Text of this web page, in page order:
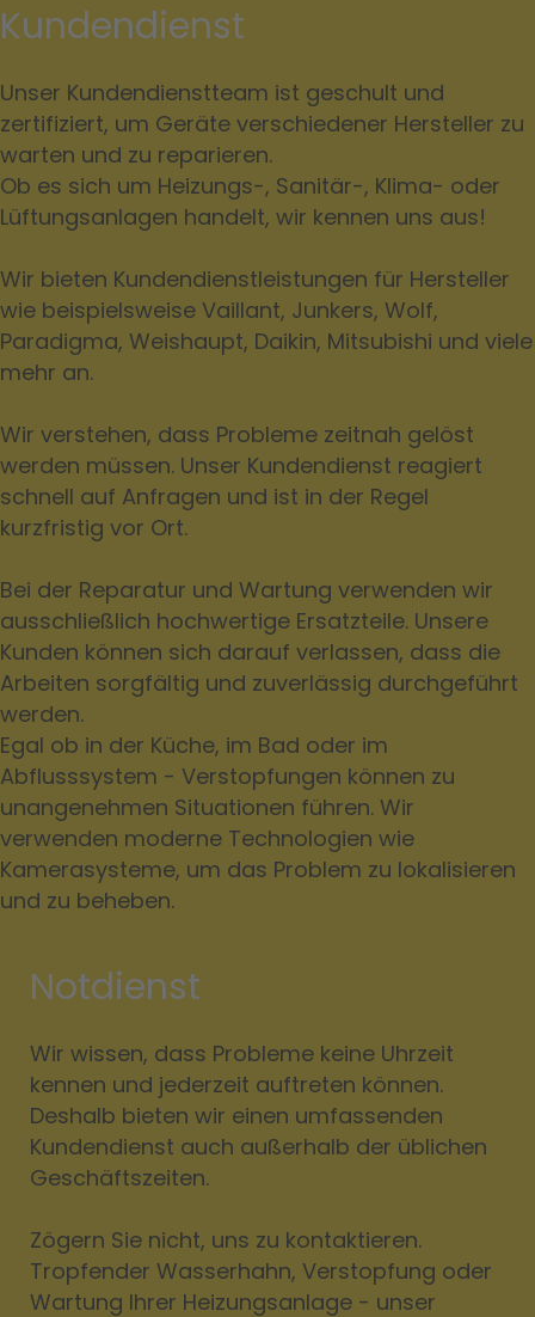
Kundendienst
Unser Kundendienstteam ist geschult und
zertifiziert, um Geräte verschiedener Hersteller zu
warten und zu reparieren.
Ob es sich um Heizungs-, Sanitär-, Klima- oder
Lüftungsanlagen handelt, wir kennen uns aus!
Wir bieten Kundendienstleistungen für Hersteller
wie beispielsweise Vaillant, Junkers, Wolf,
Paradigma, Weishaupt, Daikin, Mitsubishi und viele
mehr an.
Wir verstehen, dass Probleme zeitnah gelöst
werden müssen. Unser Kundendienst reagiert
schnell auf Anfragen und ist in der Regel
kurzfristig vor Ort.
Bei der Reparatur und Wartung verwenden wir
ausschließlich hochwertige Ersatzteile. Unsere
Kunden können sich darauf verlassen, dass die
Arbeiten sorgfältig und zuverlässig durchgeführt
werden.
Egal ob in der Küche, im Bad oder im
Abflusssystem - Verstopfungen können zu
unangenehmen Situationen führen. Wir
verwenden moderne Technologien wie
Kamerasysteme, um das Problem zu lokalisieren
und zu beheben.
Notdienst
Wir wissen, dass Probleme keine Uhrzeit
kennen und jederzeit auftreten können.
Deshalb bieten wir einen umfassenden
Kundendienst auch außerhalb der üblichen
Geschäftszeiten.
Zögern Sie nicht, uns zu kontaktieren.
Tropfender Wasserhahn, Verstopfung oder
Wartung Ihrer Heizungsanlage - unser